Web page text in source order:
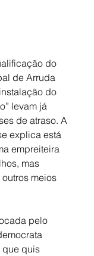
do
de Arruda
do
levam já
de atraso. A
explica está
empreiteira
mas
meios
pelo
que quis